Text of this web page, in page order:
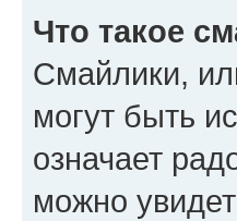
Что такое
Смайлики,
могут быть
означает
можно